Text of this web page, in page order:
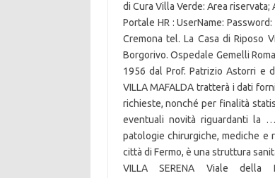
di Cura Villa Verde: Area riservata;
Portale HR : UserName:
Cremona tel. La Casa di Riposo
Borgorivo. Ospedale Gemelli
1956 dal Prof. Patrizio Astorri e
VILLA MAFALDA tratterà i dati
richieste, nonché per finalità
eventuali novità riguardanti la
patologie chirurgiche, mediche e
città di Fermo, è una struttura
VILLA SERENA Viale della